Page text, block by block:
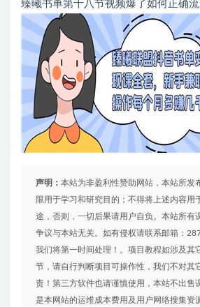
臻曦书单第十八节视频爆了如何正确
声明： 本站为非盈利性赞助网站，本站所发
限用于学习和研究目的；不得将上述内容用
途，否则，一切后果请用户自负。本站所有
争议与本站无关。如有侵权请联系邮箱：
我们将第一时间处理！。项目教程如涉及其
节，请自行判断项目可操作性，我们不对其
责！第三方软件也请谨慎使用，本站不出售
是本网站的运维成本费用及用户网络搜集资